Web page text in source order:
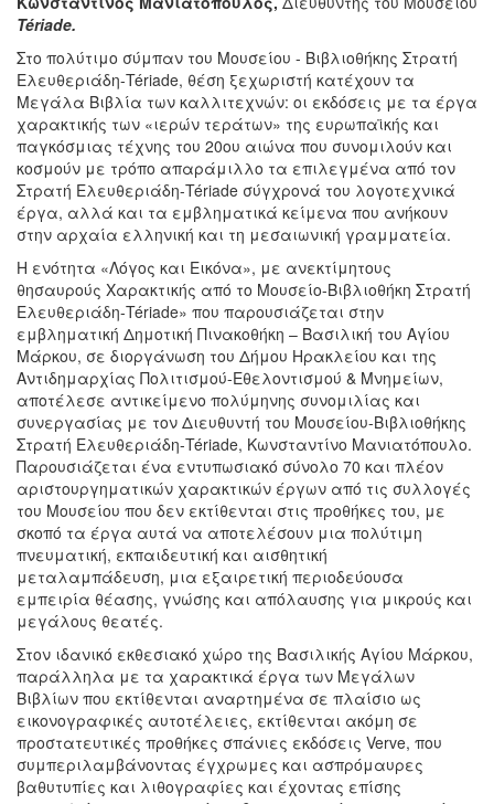
Tériade.
Στο πολύτιμο σύμπαν του Μουσείου - Βιβλιοθήκης Στρατή
Ελευθεριάδη-Tériade, θέση ξεχωριστή κατέχουν τα
Μεγάλα Βιβλία των καλλιτεχνών: οι εκδόσεις με τα έργα
χαρακτικής των «ιερών τεράτων» της ευρωπαϊκής και
παγκόσμιας τέχνης του 20ου αιώνα που συνομιλούν και
κοσμούν με τρόπο απαράμιλλο τα επιλεγμένα από τον
Στρατή Ελευθεριάδη-Tériade σύγχρονά του λογοτεχνικά
έργα, αλλά και τα εμβληματικά κείμενα που ανήκουν
στην αρχαία ελληνική και τη μεσαιωνική γραμματεία.
Η ενότητα «Λόγος και Εικόνα», με ανεκτίμητους
θησαυρούς Χαρακτικής από το Μουσείο-Βιβλιοθήκη Στρατή
Ελευθεριάδη-Tériade» που παρουσιάζεται στην
εμβληματική Δημοτική Πινακοθήκη – Βασιλική του Αγίου
Μάρκου, σε διοργάνωση του Δήμου Ηρακλείου και της
Αντιδημαρχίας Πολιτισμού-Εθελοντισμού & Μνημείων,
αποτέλεσε αντικείμενο πολύμηνης συνομιλίας και
συνεργασίας με τον Διευθυντή του Μουσείου-Βιβλιοθήκης
Στρατή Ελευθεριάδη-Tériade, Κωνσταντίνο Μανιατόπουλο.
Παρουσιάζεται ένα εντυπωσιακό σύνολο 70 και πλέον
αριστουργηματικών χαρακτικών έργων από τις συλλογές
του Μουσείου που δεν εκτίθενται στις προθήκες του, με
σκοπό τα έργα αυτά να αποτελέσουν μια πολύτιμη
πνευματική, εκπαιδευτική και αισθητική
μεταλαμπάδευση, μια εξαιρετική περιοδεύουσα
εμπειρία θέασης, γνώσης και απόλαυσης για μικρούς και
μεγάλους θεατές.
Στον ιδανικό εκθεσιακό χώρο της Βασιλικής Αγίου Μάρκου,
παράλληλα με τα χαρακτικά έργα των Μεγάλων
Βιβλίων που εκτίθενται αναρτημένα σε πλαίσιο ως
εικονογραφικές αυτοτέλειες, εκτίθενται ακόμη σε
προστατευτικές προθήκες σπάνιες εκδόσεις Verve, που
συμπεριλαμβάνοντας έγχρωμες και ασπρόμαυρες
βαθυτυπίες και λιθογραφίες και έχοντας επίσης